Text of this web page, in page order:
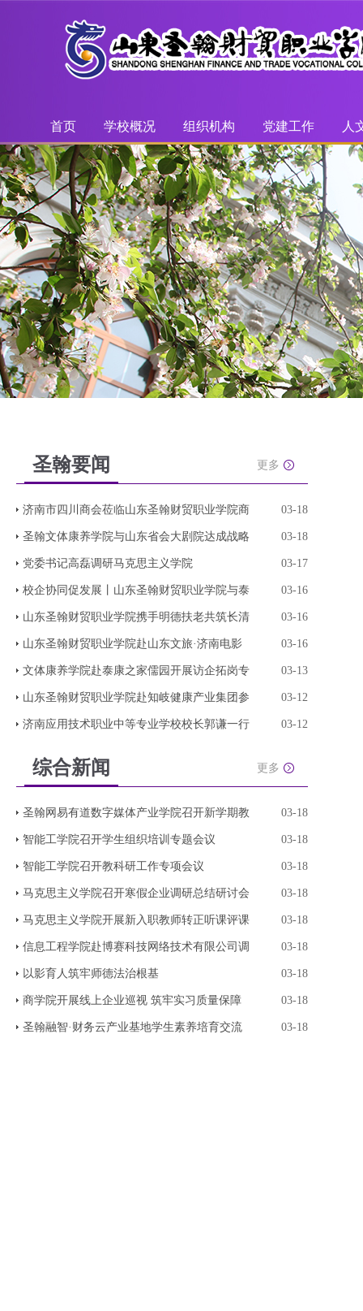
首页 学校概况 组织机构 党建工作 人
圣翰要闻 更多
济南市四川商会莅临山东圣翰财贸职业学院商 03-18
圣翰文体康养学院与山东省会大剧院达成战略 03-18
党委书记高磊调研马克思主义学院 03-17
校企协同促发展丨山东圣翰财贸职业学院与泰 03-16
山东圣翰财贸职业学院携手明德扶老共筑长清 03-16
山东圣翰财贸职业学院赴山东文旅·济南电影 03-16
文体康养学院赴泰康之家儒园开展访企拓岗专 03-13
山东圣翰财贸职业学院赴知岐健康产业集团参 03-12
济南应用技术职业中等专业学校校长郭谦一行 03-12
综合新闻 更多
圣翰网易有道数字媒体产业学院召开新学期教 03-18
智能工学院召开学生组织培训专题会议 03-18
智能工学院召开教科研工作专项会议 03-18
马克思主义学院召开寒假企业调研总结研讨会 03-18
马克思主义学院开展新入职教师转正听课评课 03-18
信息工程学院赴博赛科技网络技术有限公司调 03-18
以影育人筑牢师德法治根基 03-18
商学院开展线上企业巡视 筑牢实习质量保障 03-18
圣翰融智·财务云产业基地学生素养培育交流 03-18